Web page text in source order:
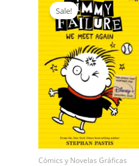
Sale!
Cómics y Novelas Gráficas